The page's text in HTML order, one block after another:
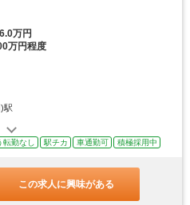
万円
万円程度
駅
勤なし 駅チカ 車通勤可 積極採用中
この求人に興味がある